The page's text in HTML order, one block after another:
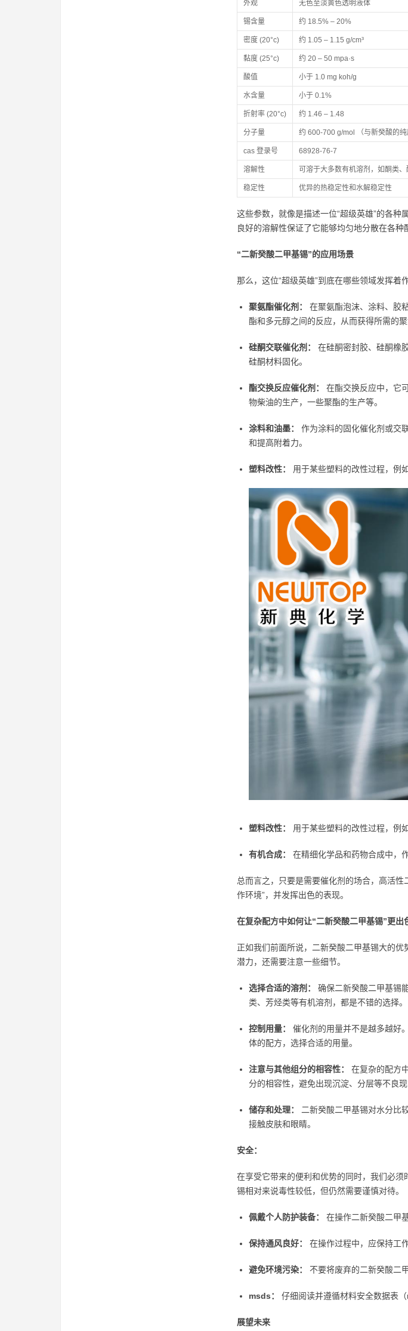
外观 无色至淡黄色透明液体
锡含量 约 18.5% – 20%
密度 (20°c) 约 1.05 – 1.15 g/cm³
黏度 (25°c) 约 20 – 50 mpa·s
酸值 小于 1.0 mg koh/g
水含量 小于 0.1%
折射率 (20°c) 约 1.46 – 1.48
分子量 约 600-700 g/mol （与新癸酸的纯
cas 登录号 68928-76-7
溶解性 可溶于大多数有机溶剂，如酮类
稳定性 优异的热稳定性和水解稳定性
这些参数，就像是描述一位“超级英雄”的各种
良好的溶解性保证了它能够均匀地分散在各
“二新癸酸二甲基锡”的应用场景
那么，这位“超级英雄”到底在哪些领域发挥着
聚氨酯催化剂：
在聚氨酯泡沫、涂料、胶
酯和多元醇之间的反应，从而获得所需的聚
硅酮交联催化剂：
在硅酮密封胶、硅酮橡
硅酮材料固化。
酯交换反应催化剂：
在酯交换反应中，它
物柴油的生产，一些聚酯的生产等。
涂料和油墨：
作为涂料的固化催化剂或交
和提高附着力。
塑料改性： 用于某些塑料的改性过程，例
塑料改性： 用于某些塑料的改性过程，例
有机合成： 在精细化学品和药物合成中，
总而言之，只要是需要催化剂的场合，高活性
作环境”，并发挥出色的表现。
在复杂配方中如何让“二新癸酸二甲基锡”更出
正如我们前面所说，二新癸酸二甲基锡大的
潜力，还需要注意一些细节。
选择合适的溶剂：
确保二新癸酸二甲基锡
类、芳烃类等有机溶剂，都是不错的选择。
控制用量：
催化剂的用量并不是越多越好
体的配方，选择合适的用量。
注意与其他组分的相容性：
在复杂的配方
分的相容性，避免出现沉淀、分层等不良现
储存和处理：
二新癸酸二甲基锡对水分比
接触皮肤和眼睛。
安全：
在享受它带来的便利和优势的同时，我们必
锡相对来说毒性较低，但仍然需要谨慎对待。
佩戴个人防护装备： 在操作二新癸酸二甲
保持通风良好： 在操作过程中，应保持工
避免环境污染： 不要将废弃的二新癸酸二
msds： 仔细阅读并遵循材料安全数据表
展望未来